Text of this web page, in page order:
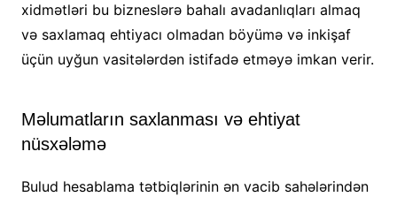
xidmətləri bu bizneslərə bahalı avadanlıqları almaq
və saxlamaq ehtiyacı olmadan böyümə və inkişaf
üçün uyğun vasitələrdən istifadə etməyə imkan verir.
Məlumatların saxlanması və ehtiyat
nüsxələmə
Bulud hesablama tətbiqlərinin ən vacib sahələrindən